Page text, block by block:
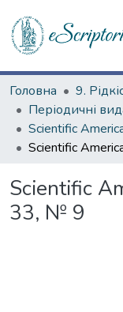
Головна
Scientific
33, № 9